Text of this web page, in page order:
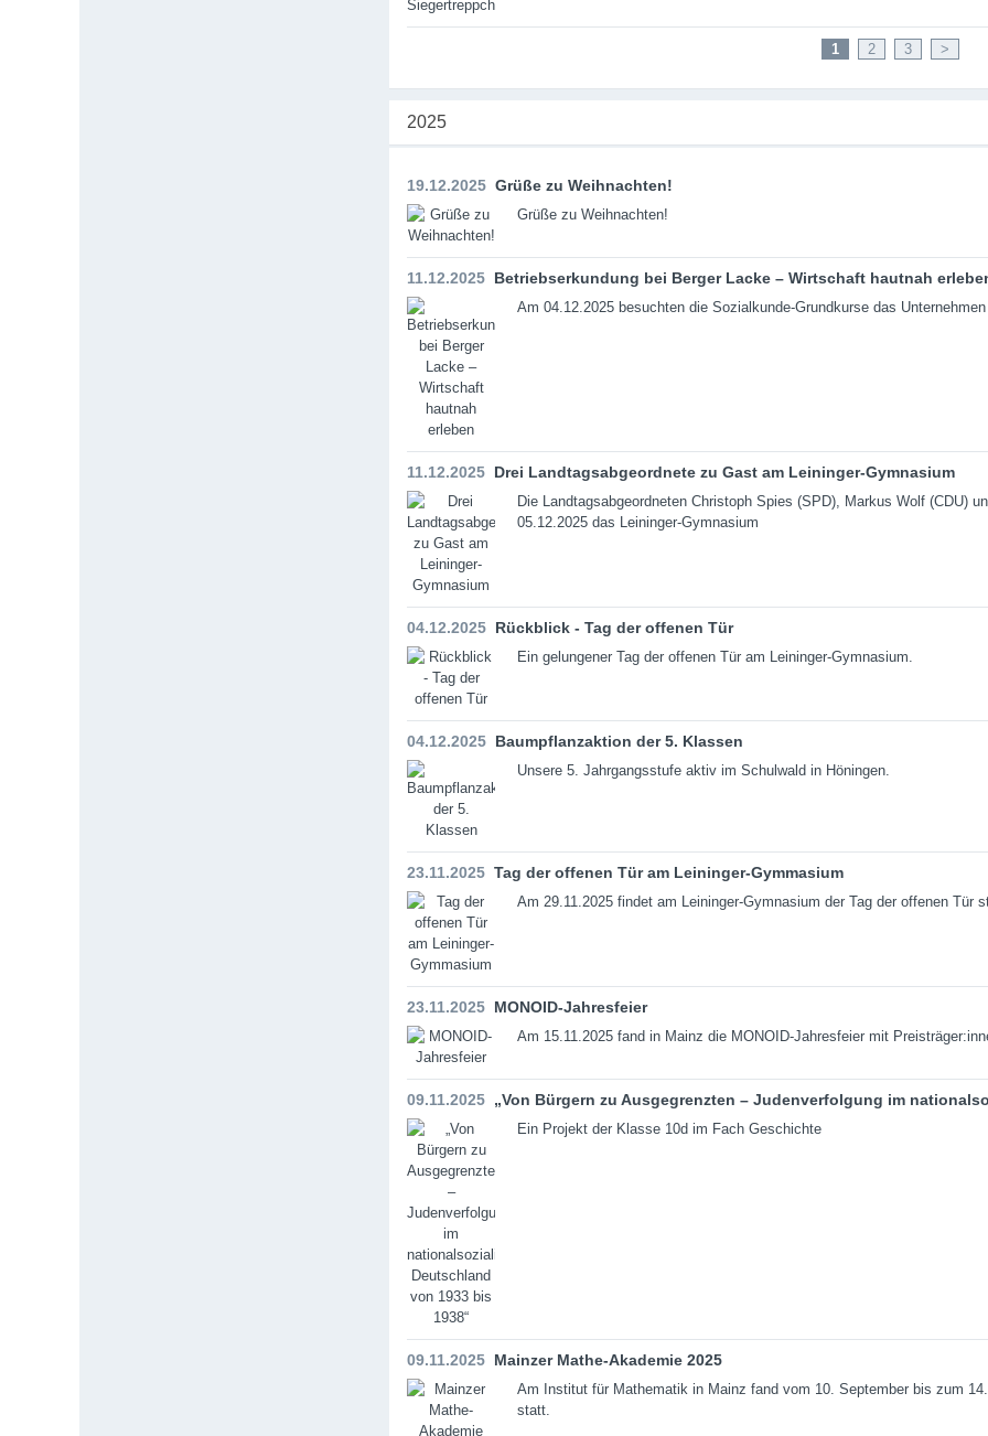
1 2 3 >
2025
19.12.2025 Grüße zu Weihnachten!
Grüße zu Weihnachten!
11.12.2025 Betriebserkundung bei Berger Lacke – Wirtschaft hautnah
Am 04.12.2025 besuchten die Sozialkunde-Grundkurse das
11.12.2025 Drei Landtagsabgeordnete zu Gast am Leininger-Gymnasium
Die Landtagsabgeordneten Christoph Spies (SPD), Markus Wolf (CDU)
05.12.2025 das Leininger-Gymnasium
04.12.2025 Rückblick - Tag der offenen Tür
Ein gelungener Tag der offenen Tür am Leininger-Gymnasium.
04.12.2025 Baumpflanzaktion der 5. Klassen
Unsere 5. Jahrgangsstufe aktiv im Schulwald in Höningen.
23.11.2025 Tag der offenen Tür am Leininger-Gymmasium
Am 29.11.2025 findet am Leininger-Gymnasium der Tag der offenen Tür
23.11.2025 MONOID-Jahresfeier
Am 15.11.2025 fand in Mainz die MONOID-Jahresfeier mit
09.11.2025 „Von Bürgern zu Ausgegrenzten – Judenverfolgung im
Ein Projekt der Klasse 10d im Fach Geschichte
09.11.2025 Mainzer Mathe-Akademie 2025
Am Institut für Mathematik in Mainz fand vom 10. September bis zum
statt.